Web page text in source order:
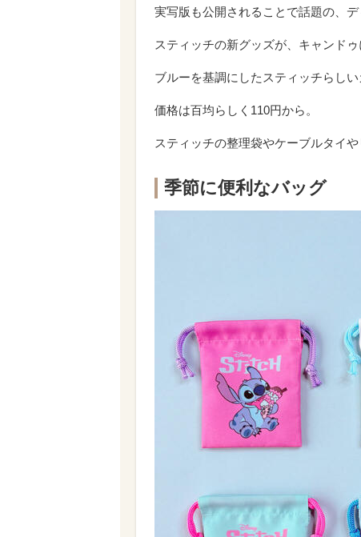
実写版も公開されることで話題の、
スティッチの新グッズが、キャンドゥ
ブルーを基調にしたスティッチらし
価格は百均らしく110円から。
スティッチの整理袋やケーブルタイ
季節に便利なバッグ